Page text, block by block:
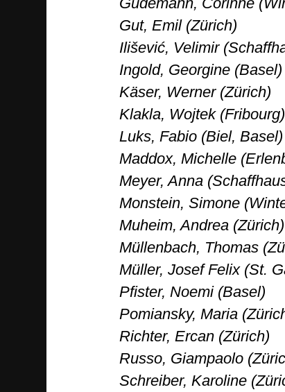
Gut, Emil (Zürich)
Ilišević, Velimir
Ingold, Georgine (Basel)
Käser, Werner (Zürich)
Klakla, Wojtek (Fribourg)
Luks, Fabio (Biel, Basel)
Maddox, Michelle
Meyer, Anna
Monstein, Simone
Muheim, Andrea (Zürich)
Müllenbach, Thomas
Müller, Josef Felix (St.
Pfister, Noemi (Basel)
Pomiansky, Maria
Richter, Ercan (Zürich)
Russo, Giampaolo
Schreiber, Karoline